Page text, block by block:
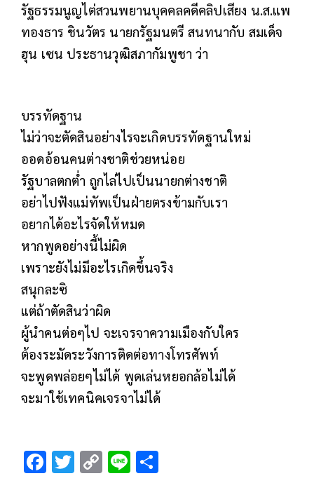
รัฐธรรมนูญไต่สวนพยานบุคคลคดีคลิปเสียง น.ส.แพ
ทองธาร ชินวัตร นายกรัฐมนตรี สนทนากับ สมเด็จ
ฮุน เซน ประธานวุฒิสภากัมพูชา ว่า
บรรทัดฐาน
ไม่ว่าจะตัดสินอย่างไรจะเกิดบรรทัดฐานใหม่
ออดอ้อนคนต่างชาติช่วยหน่อย
รัฐบาลตกต่ำ ถูกไล่ไปเป็นนายกต่างชาติ
อย่าไปฟังแม่ทัพเป็นฝ่ายตรงข้ามกับเรา
อยากได้อะไรจัดให้หมด
หากพูดอย่างนี้ไม่ผิด​
เพราะยังไม่มีอะไรเกิดขึ้นจริง
สนุกละซิ
แต่ถ้าตัดสินว่าผิด
ผู้นำคนต่อๆไป​ จะเจรจาความเมืองกับใคร
ต้องระมัดระวังการติดต่อทางโทรศัพท์
จะพูดพล่อยๆไม่ได้​ พูดเล่นหยอกล้อไม่ได้
จะมาใช้เทคนิคเจรจาไม่ได้
F T C Li